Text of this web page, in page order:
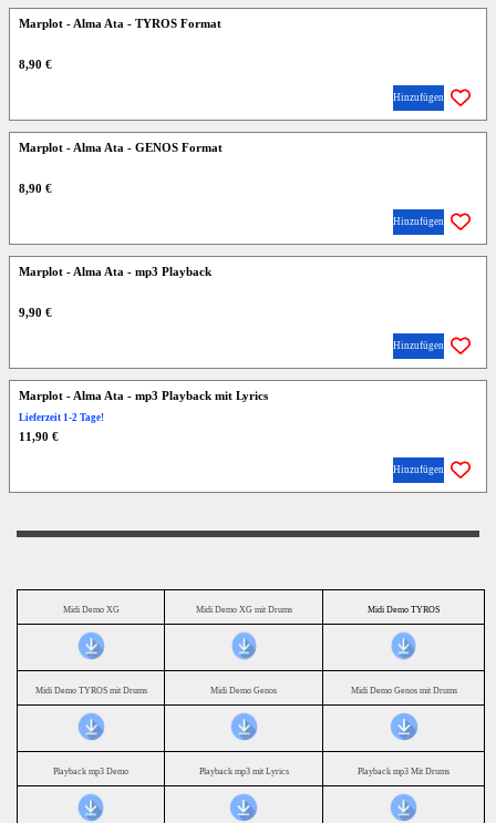
Marplot - Alma Ata - TYROS Format
8,90 €
Hinzufügen
Marplot - Alma Ata - GENOS Format
8,90 €
Hinzufügen
Marplot - Alma Ata - mp3 Playback
9,90 €
Hinzufügen
Marplot - Alma Ata - mp3 Playback mit Lyrics
Lieferzeit 1-2 Tage!
11,90 €
Hinzufügen
Midi Demo XG Midi Demo XG mit Drums Midi Demo TYROS
Midi Demo TYROS mit Drums Midi Demo Genos Midi Demo Genos mit Drums
Playback mp3 Demo Playback mp3 mit Lyrics Playback mp3 Mit Drums